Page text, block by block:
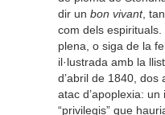
dir un bon vivant,
com dels
plena, o siga de la
il·lustrada amb la
d’abril de 1840, dos
atac d’apoplexia:
“privilegis” que